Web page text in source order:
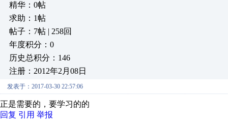
精华：0帖
求助：1帖
帖子：7帖 | 258回
年度积分：0
历史总积分：146
注册：2012年2月08日
发表于：2017-03-30 22:57:06
正是需要的，要学习的的
回复 引用 举报